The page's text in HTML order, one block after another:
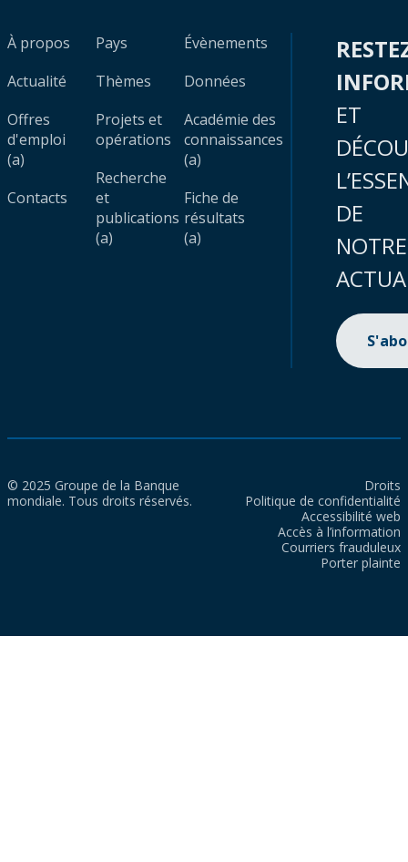
À propos
Actualité
Offres
d'emploi
(a)
Contacts
Pays
Thèmes
Projets et
opérations
Recherche
et
publications
(a)
Évènements
Données
Académie des
connaissances
(a)
Fiche de
résultats
(a)
ET
DE
NOTRE
© 2025 Groupe de la Banque
mondiale. Tous droits réservés.
Droits
Politique de confidentialité
Accessibilité web
Accès à l’information
Courriers frauduleux
Porter plainte